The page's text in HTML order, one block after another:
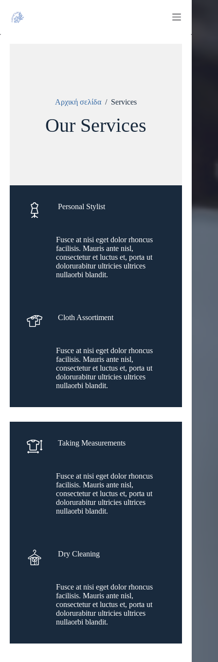
περιεχόμενο
Αρχική σελίδα / Services
Our Services
Personal Stylist
Fusce at nisi eget dolor rhoncus
facilisis. Mauris ante nisl,
consectetur et luctus et, porta ut
dolorurabitur ultricies ultrices
nullaorbi blandit.
Cloth Assortiment
Fusce at nisi eget dolor rhoncus
facilisis. Mauris ante nisl,
consectetur et luctus et, porta ut
dolorurabitur ultricies ultrices
nullaorbi blandit.
Taking Measurements
Fusce at nisi eget dolor rhoncus
facilisis. Mauris ante nisl,
consectetur et luctus et, porta ut
dolorurabitur ultricies ultrices
nullaorbi blandit.
Dry Cleaning
Fusce at nisi eget dolor rhoncus
facilisis. Mauris ante nisl,
consectetur et luctus et, porta ut
dolorurabitur ultricies ultrices
nullaorbi blandit.